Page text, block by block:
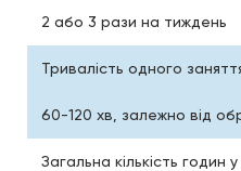
2 або 3 рази на тиждень
Тривалість одного
60-120 хв, залежно від
Загальна кількість годин у